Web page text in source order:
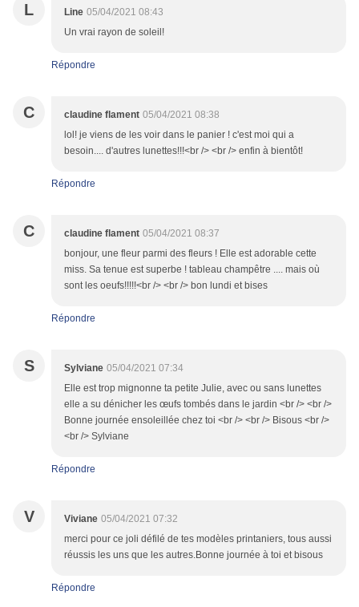
L Line 05/04/2021 08:43
Un vrai rayon de soleil!
Répondre
C claudine flament 05/04/2021 08:38
lol! je viens de les voir dans le panier ! c'est moi qui a
besoin.... d'autres lunettes!!!<br /> <br /> enfin à bientôt!
Répondre
C claudine flament 05/04/2021 08:37
bonjour, une fleur parmi des fleurs ! Elle est adorable cette
miss. Sa tenue est superbe ! tableau champêtre .... mais où
sont les oeufs!!!!!<br /> <br /> bon lundi et bises
Répondre
S Sylviane 05/04/2021 07:34
Elle est trop mignonne ta petite Julie, avec ou sans lunettes
elle a su dénicher les œufs tombés dans le jardin <br /> <br />
Bonne journée ensoleillée chez toi <br /> <br /> Bisous <br />
<br /> Sylviane
Répondre
V Viviane 05/04/2021 07:32
merci pour ce joli défilé de tes modèles printaniers, tous aussi
réussis les uns que les autres.Bonne journée à toi et bisous
Répondre